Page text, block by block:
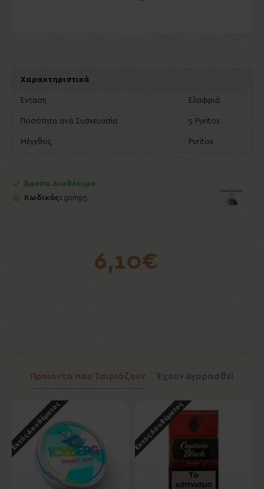
Χαρακτηριστικά
Ένταση Ελαφριά
Ποσότητα ανά Συσκευασία 5 Puritos
Μέγεθος Puritos
6,10€
Άμεσα Διαθέσιμο
Κωδικός: gnmp5
Προϊόντα που Ταιριάζουν Έχουν Αγορασθεί
Εκτός Αποθέματος Εκτός Αποθέματος